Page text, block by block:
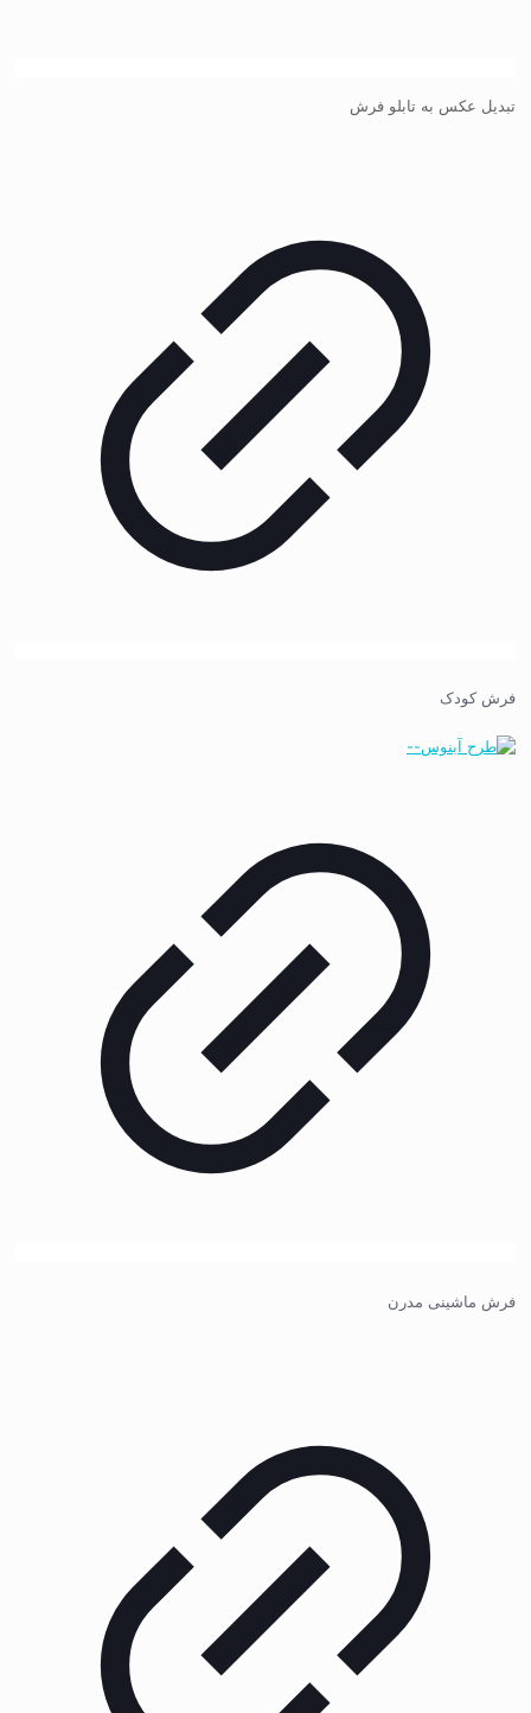
تبدیل عکس به تابلو فرش
فرش کودک
فرش ماشینی مدرن